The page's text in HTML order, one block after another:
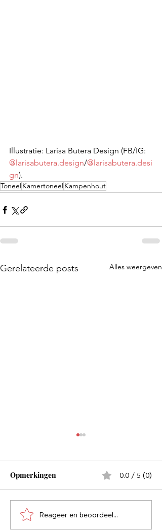
Illustratie: Larisa Butera Design (FB/IG:
@larisabutera.design/@larisabutera.desi
gn).
ToneelKamertoneelKampenhout
Gerelateerde posts Alles weergeven
Het interesseert me niet
Opmerkingen 0.0 / 5 (0)
Reageer en beoordeel...